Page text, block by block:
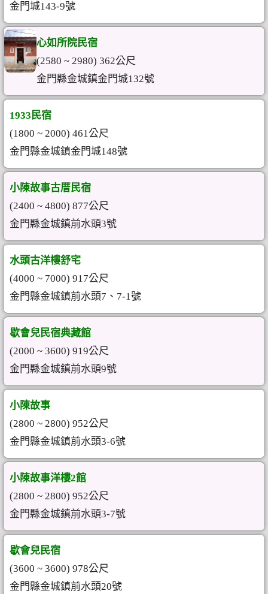
金門城143-9號
心如所院民宿
(2580 ~ 2980) 362公尺
金門縣金城鎮金門城132號
1933民宿
(1800 ~ 2000) 461公尺
金門縣金城鎮金門城148號
小陳故事古厝民宿
(2400 ~ 4800) 877公尺
金門縣金城鎮前水頭3號
水頭古洋樓舒宅
(4000 ~ 7000) 917公尺
金門縣金城鎮前水頭7、7-1號
歇會兒民宿典藏館
(2000 ~ 3600) 919公尺
金門縣金城鎮前水頭9號
小陳故事
(2800 ~ 2800) 952公尺
金門縣金城鎮前水頭3-6號
小陳故事洋樓2館
(2800 ~ 2800) 952公尺
金門縣金城鎮前水頭3-7號
歇會兒民宿
(3600 ~ 3600) 978公尺
金門縣金城鎮前水頭20號